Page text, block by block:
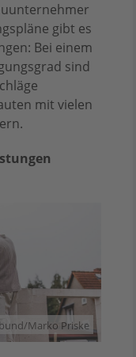
gibt es
Bei einem
sind
mit vielen
Marko Priske